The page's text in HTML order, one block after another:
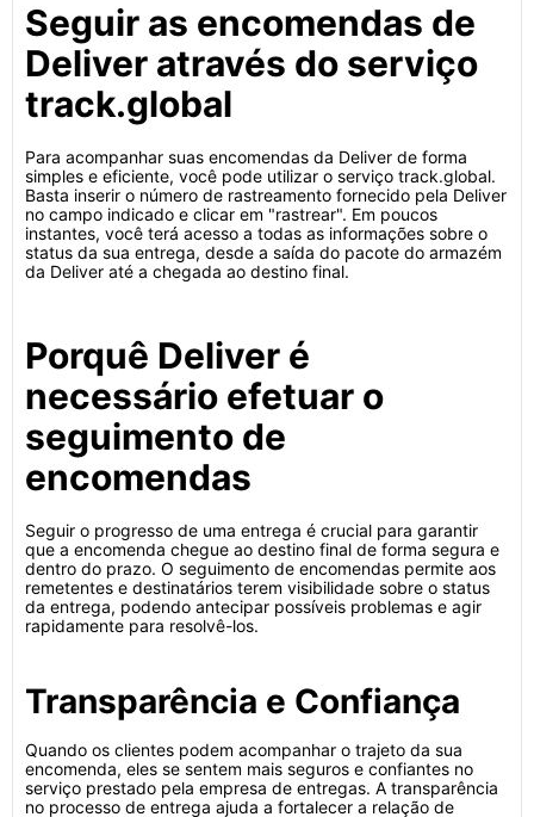
Seguir as encomendas de
Deliver através do serviço
track.global
Para acompanhar suas encomendas da Deliver de forma
simples e eficiente, você pode utilizar o serviço track.global.
Basta inserir o número de rastreamento fornecido pela Deliver
no campo indicado e clicar em "rastrear". Em poucos
instantes, você terá acesso a todas as informações sobre o
status da sua entrega, desde a saída do pacote do armazém
da Deliver até a chegada ao destino final.
Porquê Deliver é
necessário efetuar o
seguimento de
encomendas
Seguir o progresso de uma entrega é crucial para garantir
que a encomenda chegue ao destino final de forma segura e
dentro do prazo. O seguimento de encomendas permite aos
remetentes e destinatários terem visibilidade sobre o status
da entrega, podendo antecipar possíveis problemas e agir
rapidamente para resolvê-los.
Transparência e Confiança
Quando os clientes podem acompanhar o trajeto da sua
encomenda, eles se sentem mais seguros e confiantes no
serviço prestado pela empresa de entregas. A transparência
no processo de entrega ajuda a fortalecer a relação de